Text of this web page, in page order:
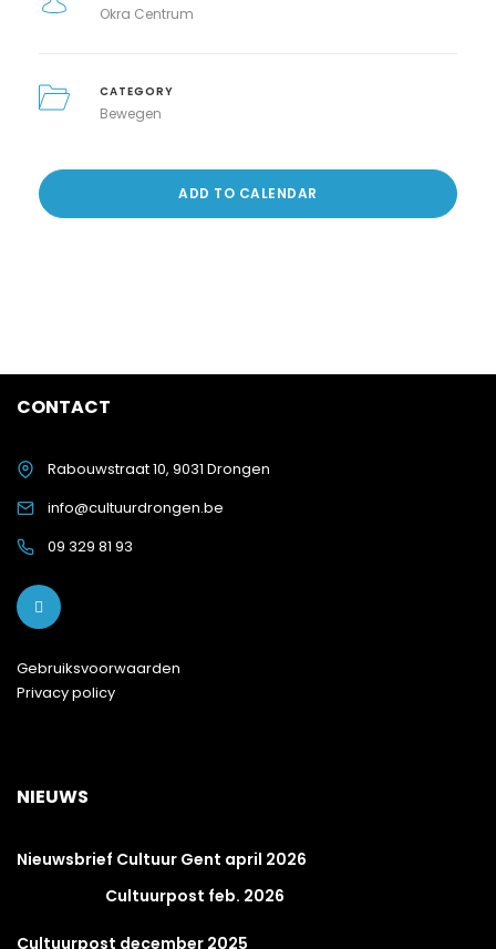
Okra Centrum
CATEGORY
Bewegen
ADD TO CALENDAR
CONTACT
Rabouwstraat 10, 9031 Drongen
info@cultuurdrongen.be
09 329 81 93
Gebruiksvoorwaarden
Privacy policy
NIEUWS
Nieuwsbrief Cultuur Gent april 2026
Cultuurpost feb. 2026
Cultuurpost december 2025